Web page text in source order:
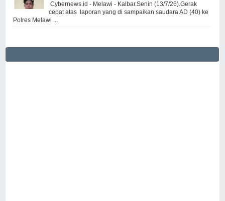
Cybernews.id - Melawi - Kalbar.Senin (13/7/26).Gerak
cepat atas laporan yang di sampaikan saudara AD (40) ke
Polres Melawi ...